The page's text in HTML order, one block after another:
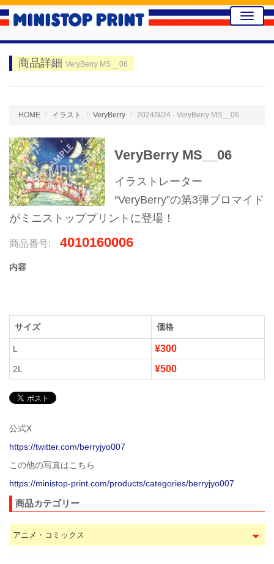
Toggle
商品詳細 VeryBerry MS__06
HOME イラスト VeryBerry 2024/9/24 - VeryBerry MS__06
VeryBerry MS__06
イラストレーター
“VeryBerry”の第3弾ブロマイド
がミニストッププリントに登場！
商品番号: 4010160006
内容
サイズ 価格
L ¥300
2L ¥500
公式X
https://twitter.com/berryjyo007
この他の写真はこちら
https://ministop-print.com/products/categories/berryjyo007
商品カテゴリー
アニメ・コミックス